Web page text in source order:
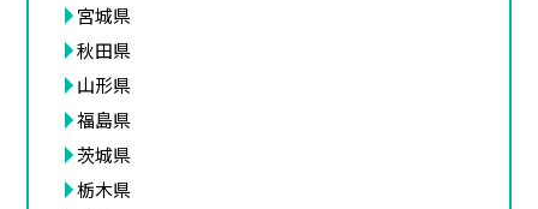
宮城県
秋田県
山形県
福島県
茨城県
栃木県